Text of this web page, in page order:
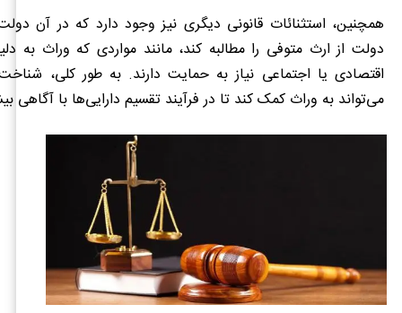
همچنین، استثنائات قانونی دیگری نیز وجود دارد که در آن
دولت از ارث متوفی را مطالبه کند، مانند مواردی که وراث به
اقتصادی یا اجتماعی نیاز به حمایت دارند. به طور کلی،
می‌تواند به وراث کمک کند تا در فرآیند تقسیم دارایی‌ها با آگاهی